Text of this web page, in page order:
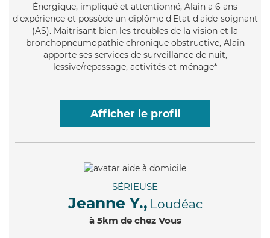
Énergique, impliqué et attentionné, Alain a 6 ans
d'expérience et possède un diplôme d'Etat d'aide-soignant
(AS). Maitrisant bien les troubles de la vision et la
bronchopneumopathie chronique obstructive, Alain
apporte ses services de surveillance de nuit,
lessive/repassage, activités et ménage*
Afficher le profil
SÉRIEUSE
Jeanne Y., Loudéac
à 5km de chez Vous